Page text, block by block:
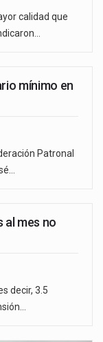
calidad que
mínimo en
Patronal
al mes no
decir, 3.5